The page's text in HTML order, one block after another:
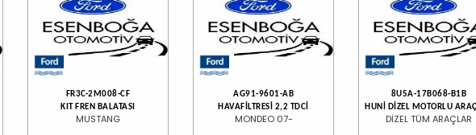
FR3C-2M008-CF
KIT FREN BALATASI
MUSTANG
AG91-9601-AB
HAVAFİLTRESİ 2,2 TDCİ
MONDEO 07-
8U5A-17B068-B1B
HUNİ DİZEL MOTORLU
DİZEL TÜM ARAÇLAR